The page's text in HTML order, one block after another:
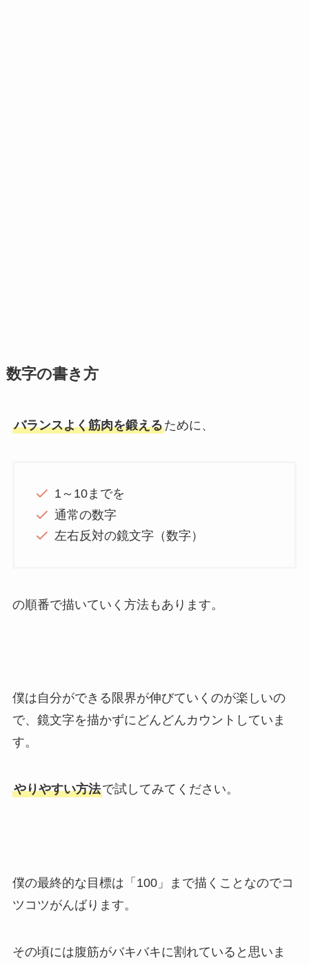
数字の書き方
バランスよく筋肉を鍛えるために、
1～10までを
通常の数字
左右反対の鏡文字（数字）
の順番で描いていく方法もあります。
僕は自分ができる限界が伸びていくのが楽しいの
で、鏡文字を描かずにどんどんカウントしていま
す。
やりやすい方法で試してみてください。
僕の最終的な目標は「100」まで描くことなのでコ
ツコツがんばります。
その頃には腹筋がバキバキに割れていると思いま